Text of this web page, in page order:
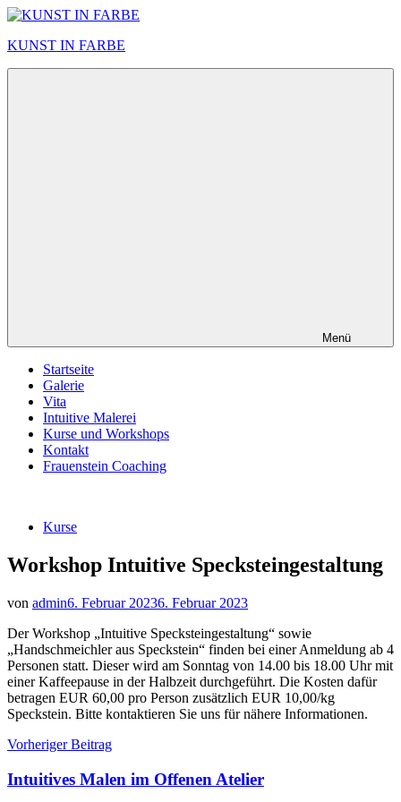
Zum
springen
KUNST IN FARBE
Menü
Startseite
Galerie
Vita
Intuitive Malerei
Kurse und Workshops
Kontakt
Frauenstein Coaching
Kurse
Workshop Intuitive Specksteingestaltung
von admin6. Februar 20236. Februar 2023
Der Workshop „Intuitive Specksteingestaltung“ sowie
„Handschmeichler aus Speckstein“ finden bei einer Anmeldung ab 4
Personen statt. Dieser wird am Sonntag von 14.00 bis 18.00 Uhr mit
einer Kaffeepause in der Halbzeit durchgeführt. Die Kosten dafür
betragen EUR 60,00 pro Person zusätzlich EUR 10,00/kg
Speckstein. Bitte kontaktieren Sie uns für nähere Informationen.
Beitragsnavigation
Vorheriger Beitrag
Intuitives Malen im Offenen Atelier